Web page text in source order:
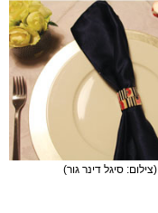
(צילום: סיגל דינר גור)